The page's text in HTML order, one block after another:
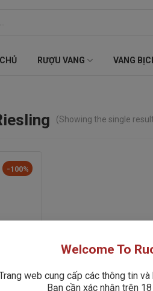
RƯỢU VANG VANG
(Showing the single
-100%
Welcome To
web cung cấp các thông tin
Bạn cần xác nhận trên